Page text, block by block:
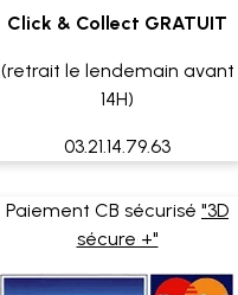
Click & Collect GRATUIT
(retrait le lendemain avant
14H)
03.21.14.79.63
Paiement CB sécurisé "3D
sécure +"